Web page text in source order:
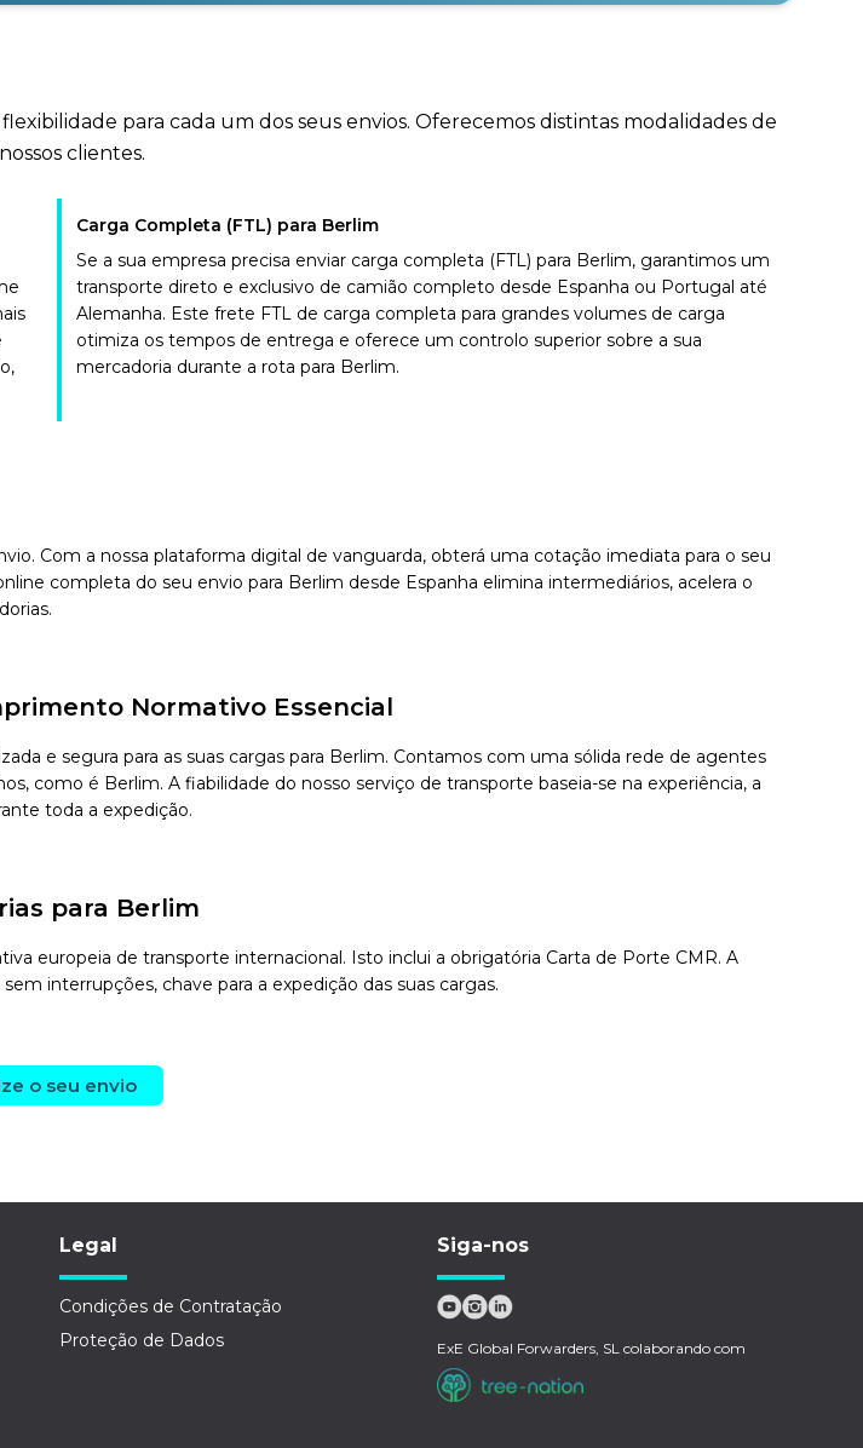
para cada um dos seus envios. Oferecemos distintas modalidades de
clientes.
Carga Completa (FTL) para Berlim
Se a sua empresa precisa enviar carga completa (FTL) para Berlim, garantimos um
transporte direto e exclusivo de camião completo desde Espanha ou Portugal até
Alemanha. Este frete FTL de carga completa para grandes volumes de carga
otimiza os tempos de entrega e oferece um controlo superior sobre a sua
mercadoria durante a rota para Berlim.
Com a nossa plataforma digital de vanguarda, obterá uma cotação imediata para o seu
completa do seu envio para Berlim desde Espanha elimina intermediários, acelera o
Normativo Essencial
e segura para as suas cargas para Berlim. Contamos com uma sólida rede de agentes
como é Berlim. A fiabilidade do nosso serviço de transporte baseia-se na experiência, a
toda a expedição.
para Berlim
europeia de transporte internacional. Isto inclui a obrigatória Carta de Porte CMR. A
interrupções, chave para a expedição das suas cargas.
o seu envio
Legal
Condições de Contratação
Proteção de Dados
Siga-nos
ExE Global Forwarders, SL colaborando com